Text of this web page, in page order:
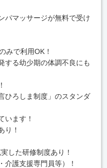
パマッサージが無料で受け
みで利用OK！
する幼少期の体調不良にも
ひろしま制度」のスタンダ
います！
り！
した研修制度あり！
介護支援専門員等）！